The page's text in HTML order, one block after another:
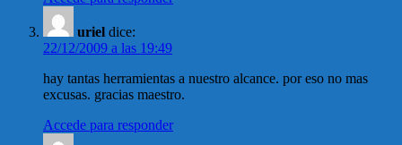
uriel dice:
22/12/2009 a las 19:49
hay tantas herramientas a nuestro alcance. por eso no mas
excusas. gracias maestro.
Accede para responder